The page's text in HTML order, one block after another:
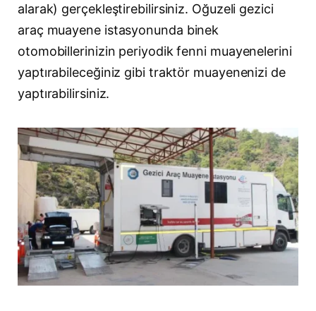
alarak) gerçekleştirebilirsiniz. Oğuzeli gezici
araç muayene istasyonunda binek
otomobillerinizin periyodik fenni muayenelerini
yaptırabileceğiniz gibi traktör muayenenizi de
yaptırabilirsiniz.